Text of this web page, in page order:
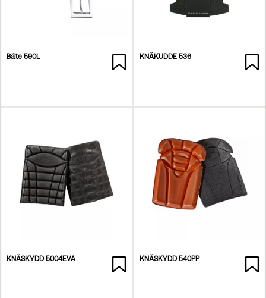
Bälte 590L KNÄKUDDE 536
KNÄSKYDD 5004EVA KNÄSKYDD 540PP